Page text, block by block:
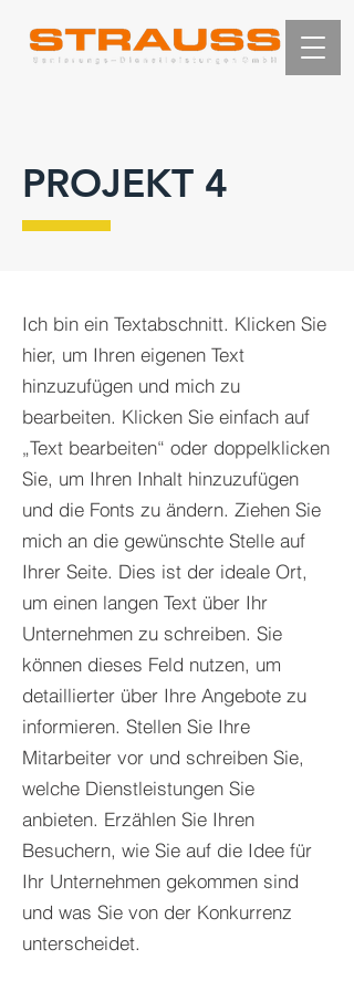
PROJEKT 4
Ich bin ein Textabschnitt. Klicken Sie
hier, um Ihren eigenen Text
hinzuzufügen und mich zu
bearbeiten. Klicken Sie einfach auf
„Text bearbeiten“ oder doppelklicken
Sie, um Ihren Inhalt hinzuzufügen
und die Fonts zu ändern. Ziehen Sie
mich an die gewünschte Stelle auf
Ihrer Seite. Dies ist der ideale Ort,
um einen langen Text über Ihr
Unternehmen zu schreiben. Sie
können dieses Feld nutzen, um
detaillierter über Ihre Angebote zu
informieren. Stellen Sie Ihre
Mitarbeiter vor und schreiben Sie,
welche Dienstleistungen Sie
anbieten. Erzählen Sie Ihren
Besuchern, wie Sie auf die Idee für
Ihr Unternehmen gekommen sind
und was Sie von der Konkurrenz
unterscheidet.